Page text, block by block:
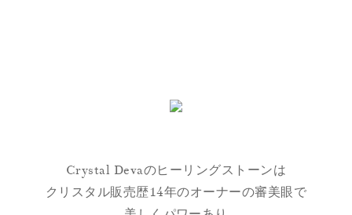
Crystal Devaのヒーリングストーンは
クリスタル販売歴14年のオーナーの審美眼で